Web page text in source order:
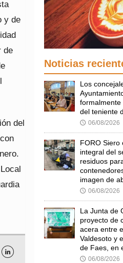
y de
de
del

Noticias
Los
formalmente
del teniente
🕔 06/08/2026
FORO Siero
integral del
residuos
imagen de
🕔 06/08/2026
La Junta de
proyecto de
acera entre
Valdesoto y
de Faes, en
🕔 06/08/2026